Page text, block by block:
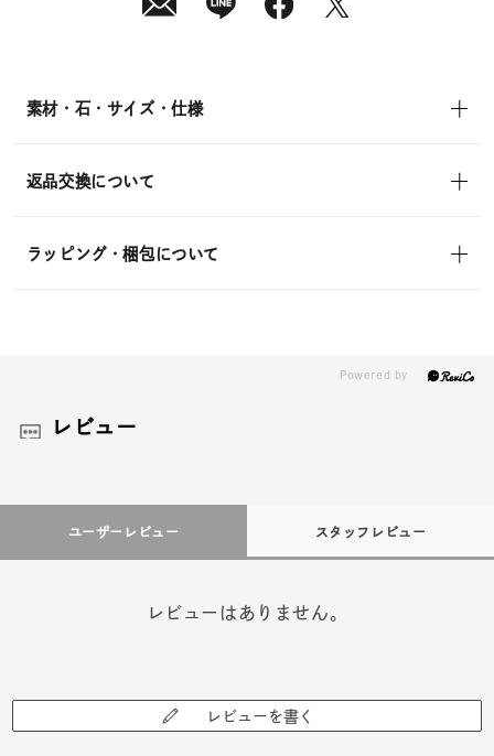
素材・石・サイズ・仕様
返品交換について
ラッピング・梱包について
レビュー
ユーザーレビュー スタッフレビュー
レビューはありません。
レビューを書く